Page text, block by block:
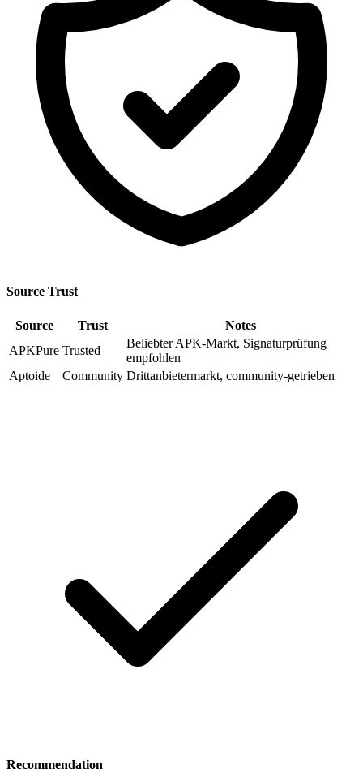
Source Trust
Source Trust
Notes
APKPure Trusted
Beliebter APK-Markt, Signaturprüfung
empfohlen
Aptoide
Community Drittanbietermarkt, community-getrieben
Recommendation